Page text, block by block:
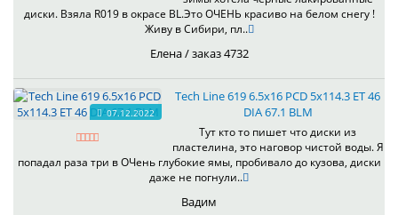
диски. Взяла R019 в окрасе BL.Это ОЧЕНЬ красиво на белом снегу !
Живу в Сибири, пл..
Елена / заказ 4732
07.12.2022
Tech Line 619 6.5x16 PCD 5x114.3 ET 46
DIA 67.1 BLM
Тут кто то пишет что диски из
пластелина, это наговор чистой воды. Я
попадал раза три в ОЧень глубокие ямы, пробивало до кузова, диски
даже не погнули..
Вадим